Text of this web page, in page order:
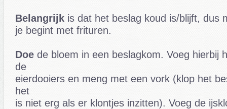
Belangrijk is dat het beslag koud is/blijft, dus
je begint met frituren.
Doe de bloem in een beslagkom. Voeg hierbij
de
eierdooiers en meng met een vork (klop het
het
is niet erg als er klontjes inzitten). Voeg de